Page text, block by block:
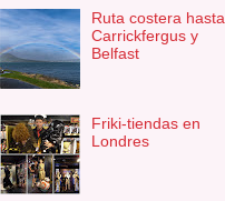
Ruta costera hasta
Carrickfergus y
Belfast
Friki-tiendas en
Londres